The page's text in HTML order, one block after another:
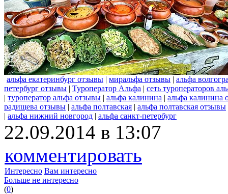
альфа екатеринбург отзывы | миральфа отзывы | альфа
петербург отзывы | Туроператор Альфа | сеть туроператоров
| туроператор альфа отзывы | альфа калинина | альфа калинина
радищева отзывы | альфа полтавская | альфа полтавская отзывы
| альфа нижний новгород | альфа санкт-петербург
22.09.2014 в 13:07
комментировать
Интересно Вам интересно
Больше не интересно
(0)